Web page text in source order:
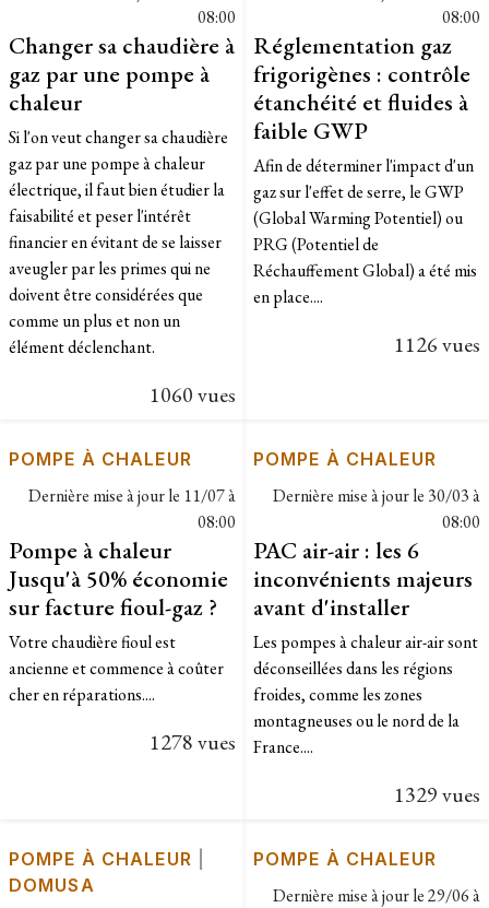
08:00
Changer sa chaudière à
gaz par une pompe à
chaleur
Si l'on veut changer sa chaudière
gaz par une pompe à chaleur
électrique, il faut bien étudier la
faisabilité et peser l'intérêt
financier en évitant de se laisser
aveugler par les primes qui ne
doivent être considérées que
comme un plus et non un
élément déclenchant.
1060 vues
08:00
Réglementation gaz
frigorigènes : contrôle
étanchéité et fluides à
faible GWP
Afin de déterminer l'impact d'un
gaz sur l'effet de serre, le GWP
(Global Warming Potentiel) ou
PRG (Potentiel de
Réchauffement Global) a été mis
en place....
1126 vues
POMPE À CHALEUR
Dernière mise à jour le 11/07 à
08:00
Pompe à chaleur
Jusqu'à 50% économie
sur facture fioul-gaz ?
Votre chaudière fioul est
ancienne et commence à coûter
cher en réparations....
1278 vues
POMPE À CHALEUR
Dernière mise à jour le 30/03 à
08:00
PAC air-air : les 6
inconvénients majeurs
avant d'installer
Les pompes à chaleur air-air sont
déconseillées dans les régions
froides, comme les zones
montagneuses ou le nord de la
France....
1329 vues
POMPE À CHALEUR
DOMUSA
POMPE À CHALEUR
Dernière mise à jour le29/06 à